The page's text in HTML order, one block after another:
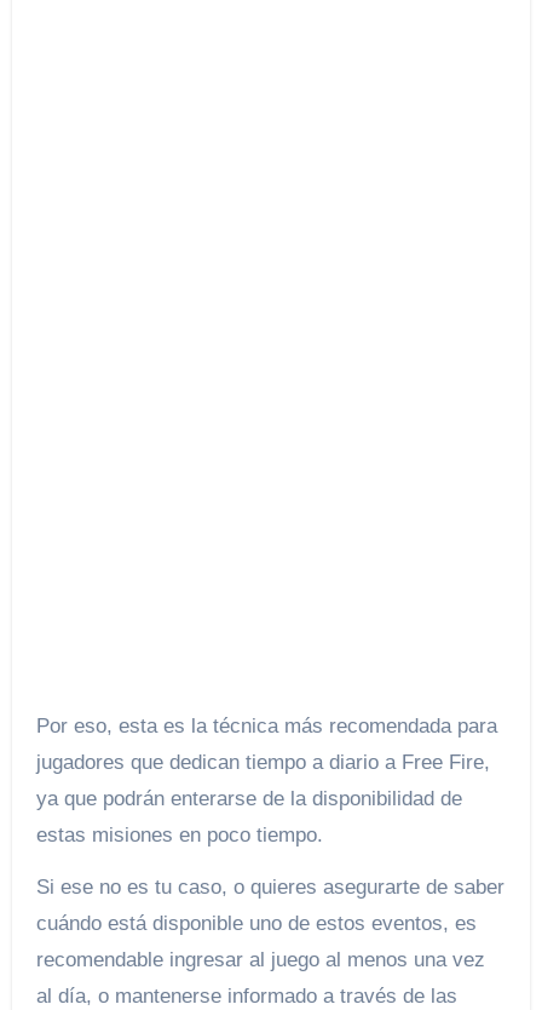
Por eso, esta es la técnica más recomendada para
jugadores que dedican tiempo a diario a Free Fire,
ya que podrán enterarse de la disponibilidad de
estas misiones en poco tiempo.
Si ese no es tu caso, o quieres asegurarte de saber
cuándo está disponible uno de estos eventos, es
recomendable ingresar al juego al menos una vez
al día, o mantenerse informado a través de las